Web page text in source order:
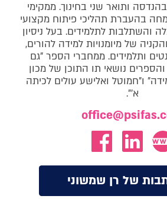
ותואר שני בחינוך. ממקימי
בהעברת תהליכי פיתוח מקצועי
והשתלבות לתלמידים. בעל ניסיון
של מיומנויות למידה להורים,
ותלמידים. ממחברי הספר "גם
מגיע 100" והספרים נושאי תו התוכן של מכון
ו"חמוטל ואלישע עולים לכיתה
א'".
של רן שמשוני